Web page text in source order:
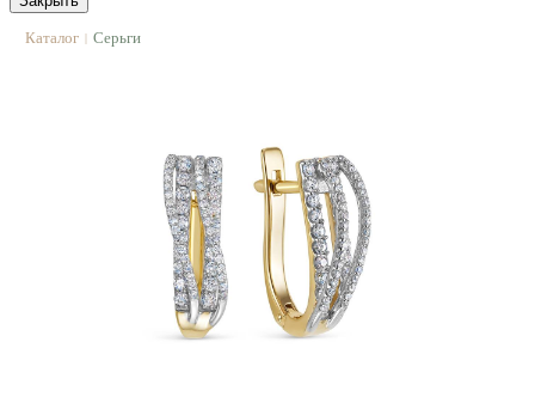
Каталог | Серьги